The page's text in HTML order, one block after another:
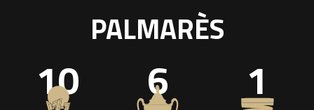
PALMARÈS
10 6 1